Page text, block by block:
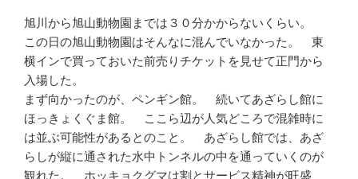
旭川から旭山動物園までは３０分かからないくらい。
この日の旭山動物園はそんなに混んでいなかった。 東
横インで買っておいた前売りチケットを見せて正門から
入場した。
まず向かったのが、ペンギン館。 続いてあざらし館に
ほっきょくぐま館。 ここら辺が人気どころで混雑時に
は並ぶ可能性があるとのこと。 あざらし館では、あざ
らしが縦に通された水中トンネルの中を通っていくのが
観れた。 ホッキョクグマは割とサービス精神が旺盛